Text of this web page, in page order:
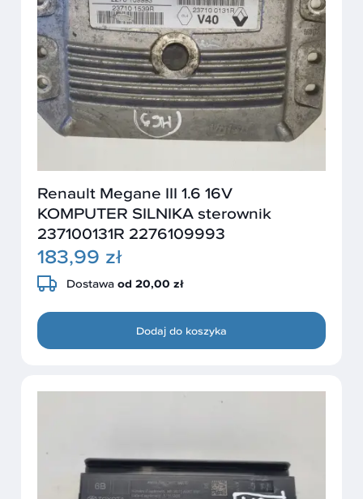
Renault Megane III 1.6 16V
KOMPUTER SILNIKA sterownik
237100131R 2276109993
183,99 zł
Dostawa od 20,00 zł
Dodaj do koszyka